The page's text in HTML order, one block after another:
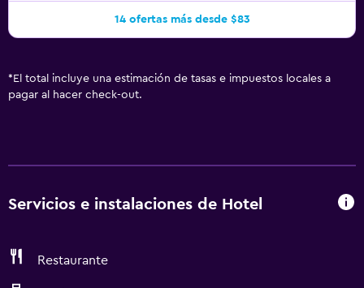
14 ofertas más desde $83
* El total incluye una estimación de tasas e impuestos locales a
pagar al hacer check-out.
Servicios e instalaciones de Hotel
Restaurante